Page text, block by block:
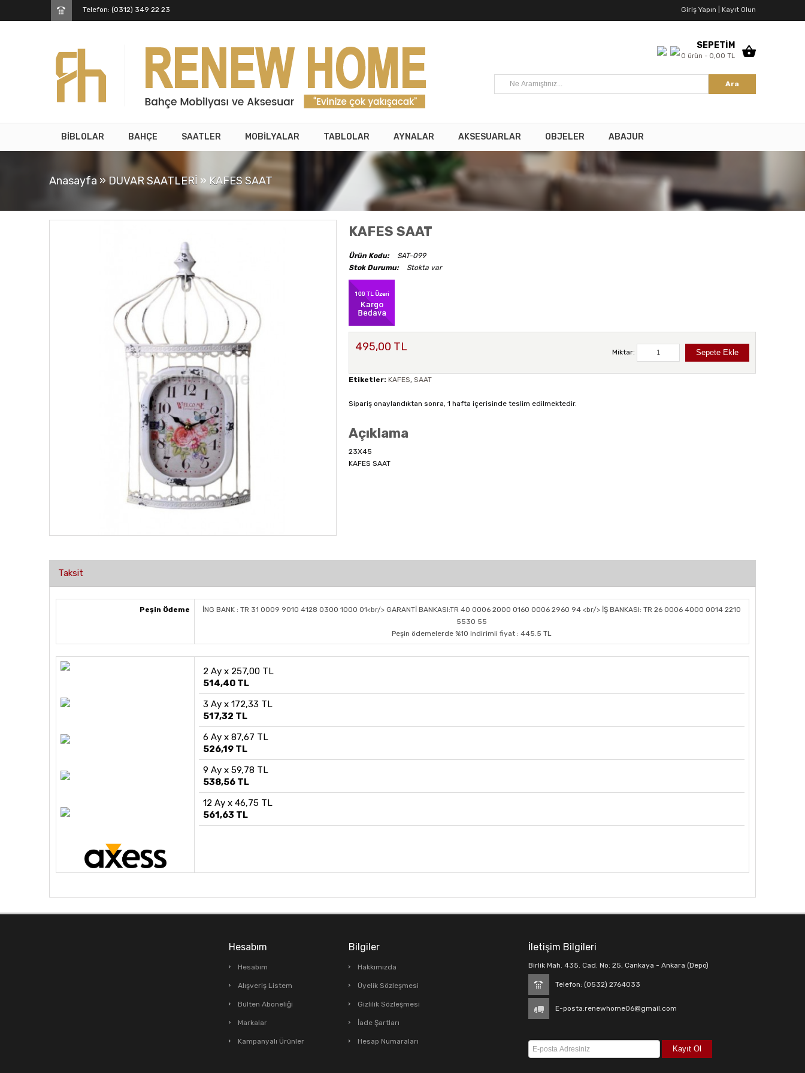
Telefon: (0312) 349 22 23 Giriş Yapın | Kayıt Olun
SEPETİM
0 ürün - 0,00 TL
Ara
BİBLOLAR BAHÇE SAATLER MOBİLYALAR TABLOLAR AYNALAR AKSESUARLAR OBJELER ABAJUR
Anasayfa »DUVAR SAATLERİ » KAFES SAAT
KAFES SAAT
Ürün Kodu:
SAT-099
Stok Durumu:
Stokta var
495,00 TL Miktar:
Etiketler: KAFES, SAAT
Sipariş onaylandıktan sonra, 1 hafta içerisinde teslim edilmektedir.
Açıklama
23X45
KAFES SAAT
Taksit
Peşin Ödeme
İNG BANK : TR 31 0009 9010 4128 0300 1000 01<br/> GARANTİ BANKASI:TR 40 0006 2000 0160 0006 2960 94 <br/> İŞ BANKASI: TR 26 0006 4000 0014 2210
5530 55
Peşin ödemelerde %10 indirimli fiyat : 445.5 TL
2 Ay x 257,00 TL
514,40 TL
3 Ay x 172,33 TL
517,32 TL
6 Ay x 87,67 TL
526,19 TL
9 Ay x 59,78 TL
538,56 TL
12 Ay x 46,75 TL
561,63 TL
Hesabım
Hesabım
Alışveriş Listem
Bülten Aboneliği
Markalar
Kampanyalı Ürünler
Bilgiler
Hakkımızda
Üyelik Sözleşmesi
Gizlilik Sözleşmesi
İade Şartları
Hesap Numaraları
İletişim Bilgileri
Birlik Mah. 435. Cad. No: 25, Cankaya - Ankara (Depo)
Telefon: (0532) 2764033
E-posta:renewhome06@gmail.com